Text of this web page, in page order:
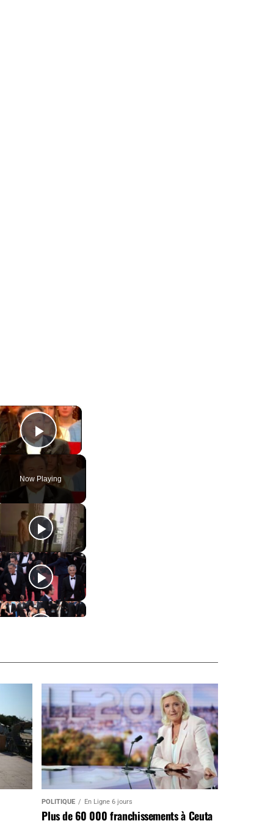
×
Play Video
Now Playing
POLITIQUE En Ligne 6 jours
Plus de 60 000 franchissements à Ceuta